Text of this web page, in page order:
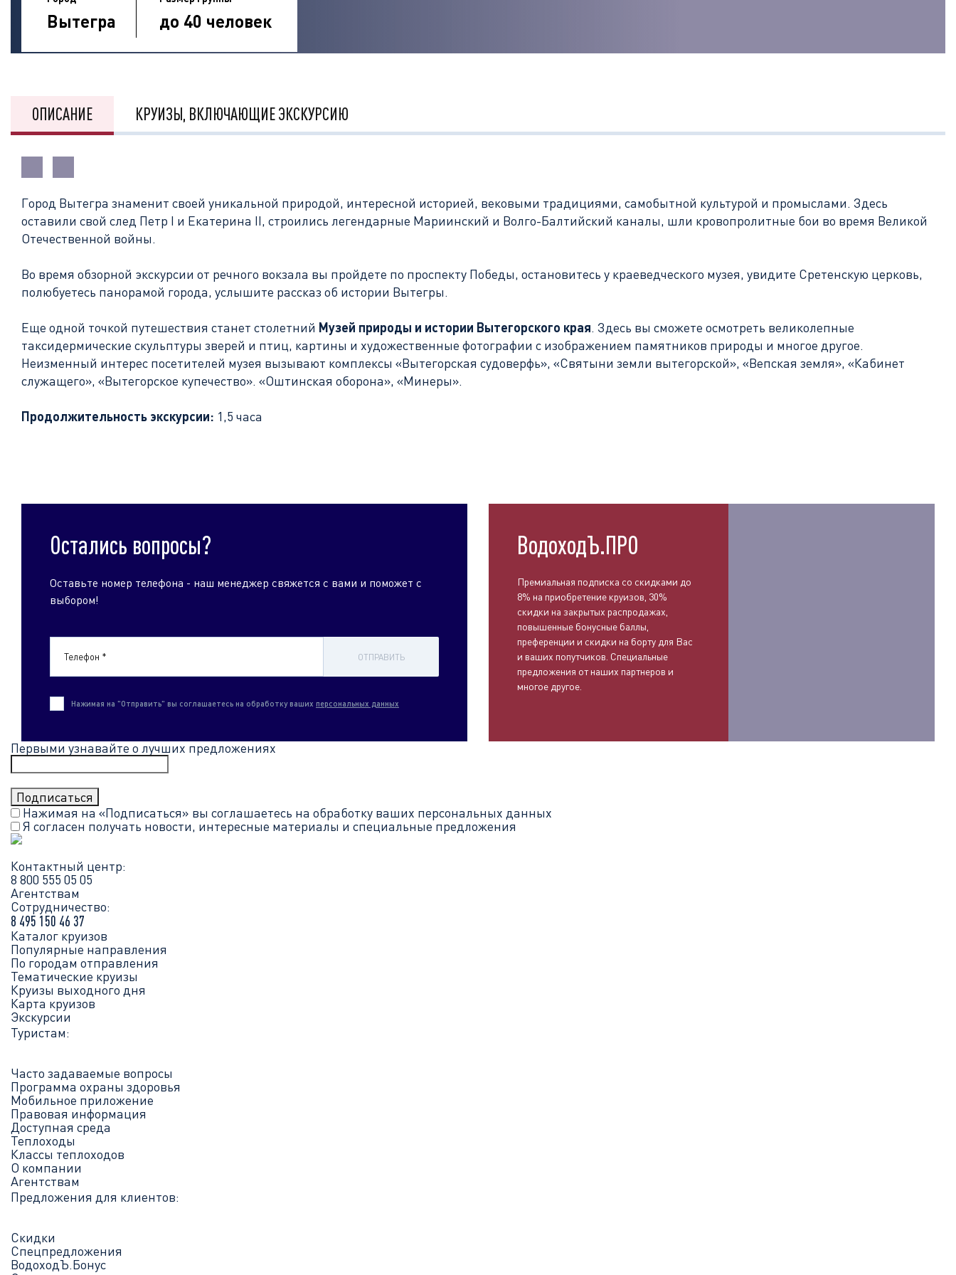
Вытегра до 40 человек
ОПИСАНИЕ КРУИЗЫ, ВКЛЮЧАЮЩИЕ ЭКСКУРСИЮ
Город Вытегра знаменит своей уникальной природой, интересной историей, вековыми традициями, самобытной культурой и промыслами. Здесь
оставили свой след Петр I и Екатерина II, строились легендарные Мариинский и Волго-Балтийский каналы, шли кровопролитные бои во время Великой
Отечественной войны.
Во время обзорной экскурсии от речного вокзала вы пройдете по проспекту Победы, остановитесь у краеведческого музея, увидите Сретенскую церковь,
полюбуетесь панорамой города, услышите рассказ об истории Вытегры.
Еще одной точкой путешествия станет столетний Музей природы и истории Вытегорского края. Здесь вы сможете осмотреть великолепные
таксидермические скульптуры зверей и птиц, картины и художественные фотографии с изображением памятников природы и многое другое.
Неизменный интерес посетителей музея вызывают комплексы «Вытегорская судоверфь», «Святыни земли вытегорской», «Вепская земля», «Кабинет
служащего», «Вытегорское купечество». «Оштинская оборона», «Минеры».
Продолжительность экскурсии: 1,5 часа
Остались вопросы?
Оставьте номер телефона - наш менеджер свяжется с вами и поможет с
выбором!
Телефон * ОТПРАВИТЬ
Нажимая на "Отправить" вы соглашаетесь на обработку ваших персональных данных
ВодоходЪ.ПРО
Премиальная подписка со скидками до
8% на приобретение круизов, 30%
скидки на закрытых распродажах,
повышенные бонусные баллы,
преференции и скидки на борту для Вас
и ваших попутчиков. Специальные
предложения от наших партнеров и
многое другое.
Первыми узнавайте о лучших предложениях
Нажимая на «Подписаться» вы соглашаетесь на обработку ваших персональных данных
Я согласен получать новости, интересные материалы и специальные предложения
Контактный центр:
8 800 555 05 05
Агентствам
Сотрудничество:
8 495 150 46 37
Каталог круизов
Популярные направления
По городам отправления
Тематические круизы
Круизы выходного дня
Карта круизов
Экскурсии
Туристам:
Часто задаваемые вопросы
Программа охраны здоровья
Мобильное приложение
Правовая информация
Доступная среда
Теплоходы
Классы теплоходов
О компании
Агентствам
Предложения для клиентов:
Скидки
Спецпредложения
ВодоходЪ.Бонус